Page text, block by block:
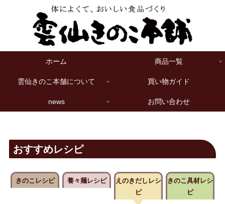
ホーム 商品一覧
雲仙きのこ本舗について 買い物ガイド
news お問い合わせ
おすすめレシピ
きのこレシピ 養々麺レシピ
えのきだしレシ
ピ
きのこ具材レシ
ピ